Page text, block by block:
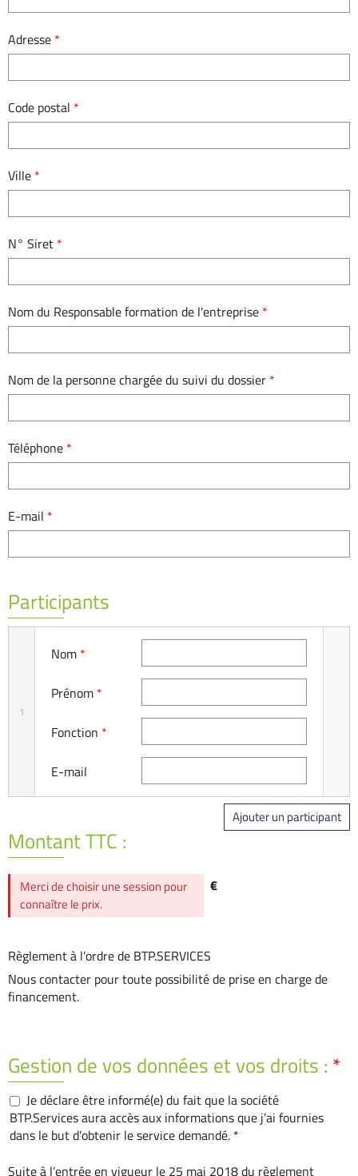
Adresse *
Code postal *
Ville *
N° Siret *
Nom du Responsable formation de l'entreprise *
Nom de la personne chargée du suivi du dossier *
Téléphone *
E-mail *
Participants
1
Nom *
Prénom *
Fonction *
E-mail
Ajouter un participant
Montant TTC :
€
Merci de choisir une session pour
connaître le prix.
Règlement à l’ordre de BTP.SERVICES
Nous contacter pour toute possibilité de prise en charge de
financement.
Gestion de vos données et vos droits : *
Je déclare être informé(e) du fait que la société
BTP.Services aura accès aux informations que j’ai fournies
dans le but d’obtenir le service demandé. *
Suite à l’entrée en vigueur le 25 mai 2018 du règlement